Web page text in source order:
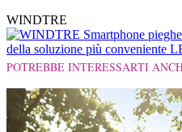
WINDTRE
Smartphone
della soluzione più conveniente